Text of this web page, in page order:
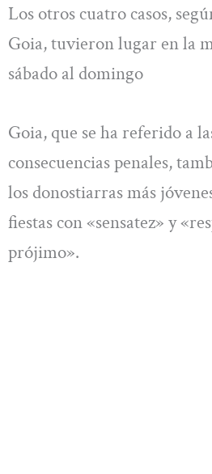
Los otros cuatro casos,
Goia, tuvieron lugar en la
sábado al domingo
Goia, que se ha referido a
consecuencias penales,
los donostiarras más
fiestas con «sensatez» y
prójimo».